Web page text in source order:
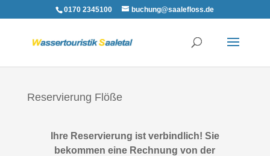
0170 2345100 buchung@saalefloss.de
Reservierung Flöße
Ihre Reservierung ist verbindlich! Sie
bekommen eine Rechnung von der